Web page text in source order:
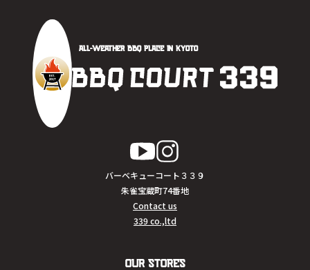
All-Weather BBQ Place In Kyoto
バーベキューコート３３９
朱雀宝蔵町74番地
Contact us
339 co.,ltd
Our Stores